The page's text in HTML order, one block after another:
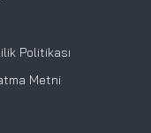
Politikası
Metni